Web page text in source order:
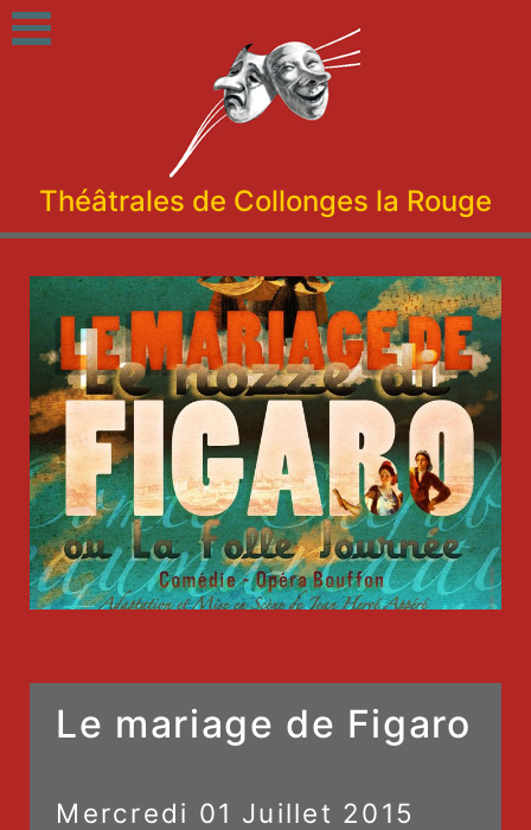
Théâtrales de Collonges la Rouge
Le mariage de Figaro
Mercredi 01 Juillet 2015